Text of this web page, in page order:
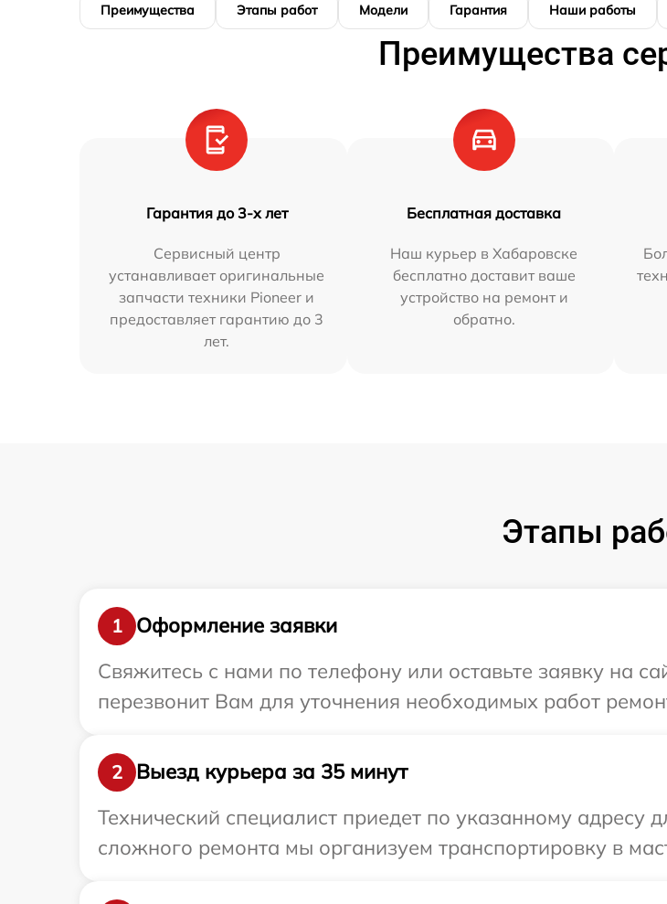
Преимущества Этапы работ Модели Гарантия Наши работы
Преимущества
Гарантия до 3-х лет
Сервисный центр
устанавливает оригинальные
запчасти техники Pioneer и
предоставляет гарантию до 3
лет.
Бесплатная доставка
Наш курьер в Хабаровске
бесплатно доставит ваше
устройство на ремонт и
обратно.
Этапы
1
Оформление заявки
Свяжитесь с нами по телефону или оставьте заявку на
перезвонит Вам для уточнения необходимых работ
2
Выезд курьера за 35 минут
Технический специалист приедет по указанному адресу
сложного ремонта мы организуем транспортировку в